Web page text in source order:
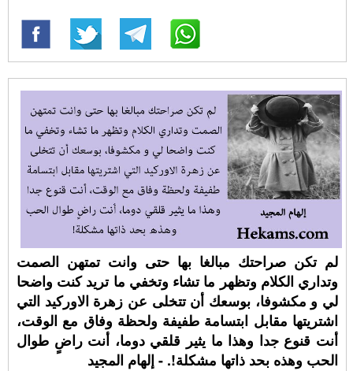
لم تكن صراحتك مبالغا بها حتى وانت تمتهن الصمت
وتداري الكلام وتظهر ما تشاء وتخفي ما تريد كنت واضحا
لي و مكشوفا، بوسعك أن تتخلى عن زهرة الاوركيد التي
اشتريتها مقابل ابتسامة طفيفة ولحظة وفاق مع الوقت،
أنت قنوع جدا وهذا ما يثير قلقي دوما، أنت راضٍ طوال
الحب وهذه بحد ذاتها مشكلة!. - إلهام المجيد